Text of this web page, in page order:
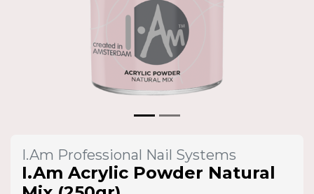
I.Am Professional Nail Systems
I.Am Acrylic Powder Natural